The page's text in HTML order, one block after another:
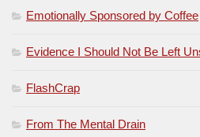
Emotionally Sponsored by Coffee
Evidence I Should Not Be Left
FlashCrap
From The Mental Drain